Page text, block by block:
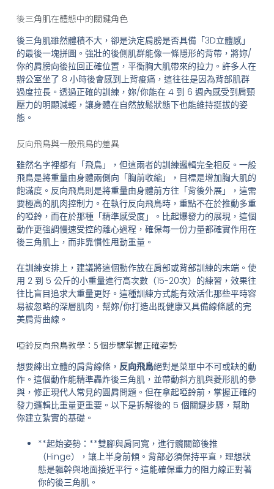
後三角肌在體態中的關鍵角色
後三角肌雖然體積不大，卻是決定肩膀是否具備「3D立體感」
的最後一塊拼圖。強壯的後側肌群能像一條隱形的背帶，將妳/
你的肩膀向後拉回正確位置，平衡胸大肌帶來的拉力。許多人在
辦公室坐了 8 小時後會感到上背痠痛，這往往是因為背部肌群
過度拉長。透過正確的訓練，妳/你能在 4 到 6 週內感受到肩頸
壓力的明顯減輕，讓身體在自然放鬆狀態下也能維持挺拔的姿
態。
反向飛鳥與一般飛鳥的差異
雖然名字裡都有「飛鳥」，但這兩者的訓練邏輯完全相反。一般
飛鳥是將重量由身體兩側向「胸前收縮」，目標是增加胸大肌的
飽滿度。反向飛鳥則是將重量由身體前方往「背後外展」，這需
要極高的肌肉控制力。在執行反向飛鳥時，重點不在於推動多重
的啞鈴，而在於那種「精準感受度」。比起爆發力的展現，這個
動作更強調慢速受控的離心過程，確保每一份力量都確實作用在
後三角肌上，而非靠慣性甩動重量。
在訓練安排上，建議將這個動作放在肩部或背部訓練的末端。使
用 2 到 5 公斤的小重量進行高次數（15-20次）的練習，效果往
往比盲目追求大重量更好。這種訓練方式能有效活化那些平時容
易被忽略的深層肌肉，幫妳/你打造出既健康又具備線條感的完
美肩背曲線。
啞鈴反向飛鳥教學：5 個步驟掌握正確姿勢
想要練出立體的肩背線條， 反向飛鳥絕對是菜單中不可或缺的動
作。這個動作能精準轟炸後三角肌，並帶動斜方肌與菱形肌的參
與，修正現代人常見的圓肩問題。但在拿起啞鈴前，掌握正確的
發力邏輯比重量更重要。以下是拆解後的 5 個關鍵步驟，幫助
你建立紮實的基礎。
**起始姿勢：**雙腳與肩同寬，進行髖關節後推
（Hinge），讓上半身前傾。背部必須保持平直，理想狀
態是軀幹與地面接近平行。這能確保重力的阻力線正對著
你的後三角肌。